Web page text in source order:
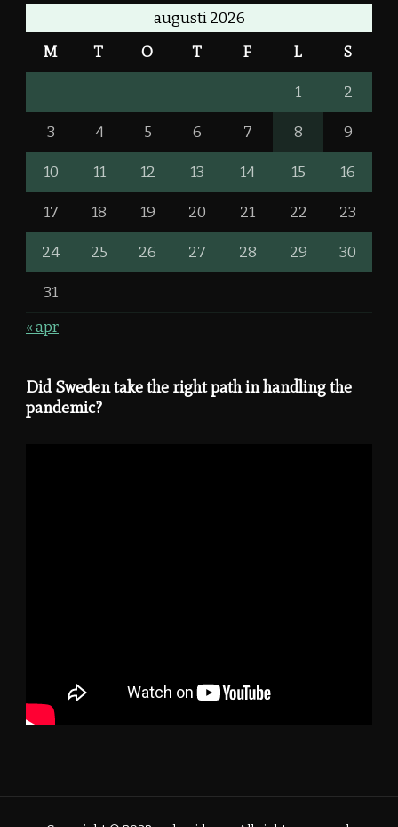
augusti 2026
M T O T F L S
1 2
3 4 5 6 7 8 9
10 11 12 13 14 15 16
17 18 19 20 21 22 23
24 25 26 27 28 29 30
31
« apr
Did Sweden take the right path in handling the
pandemic?